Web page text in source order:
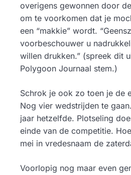
overigens gewonnen door
om te voorkomen dat je
een “makkie” wordt.
voorbeschouwer u
willen drukken.” (spreek dit
Polygoon Journaal stem.)
Schrok je ook zo toen je de
Nog vier wedstrijden te
jaar hetzelfde. Plotseling
einde van de competitie.
mei in vredesnaam de
Voorlopig nog maar even